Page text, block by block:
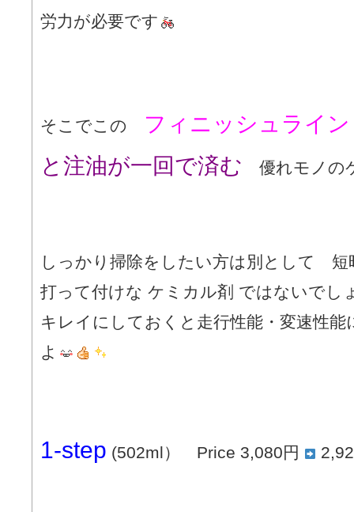
労力が必要です
そこでこの
フィニッシュライン
と注油が一回で済む 優れモノの
しっかり掃除をしたい方は別として 短
打って付けな ケミカル剤 ではないでし
キレイにしておくと走行性能・変速性
よ
1-step (502ml） Price 3,080円